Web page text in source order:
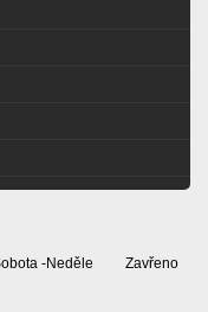
-Neděle Zavřeno